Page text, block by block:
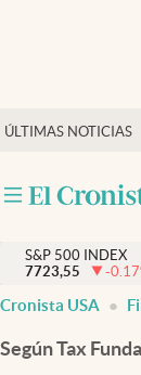
ÚLTIMAS NOTICIAS
Finanzas y economía
Inmigración
Trending
S&P 500 INDEX
7723,55
-0.17
Cronista USA
Según Tax